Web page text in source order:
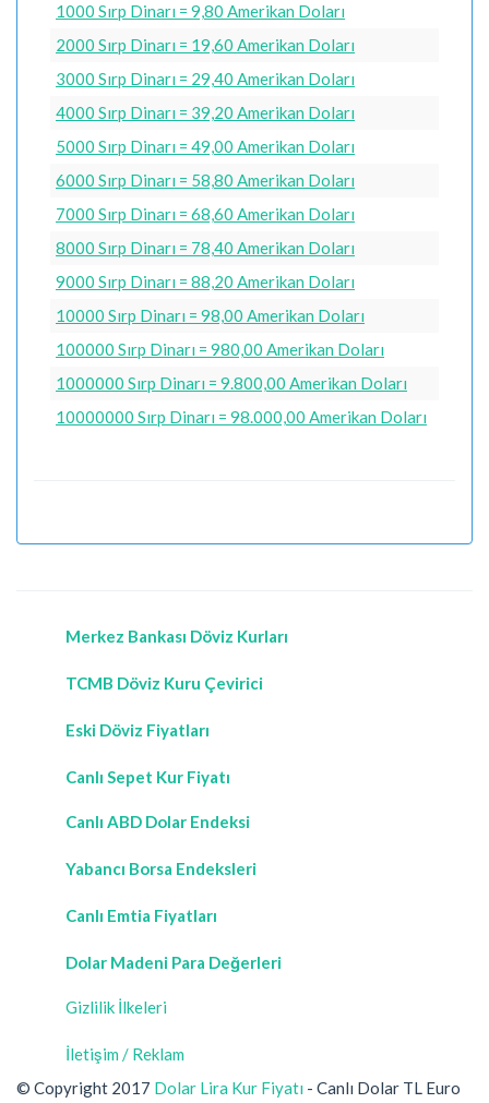
1000 Sırp Dinarı = 9,80 Amerikan Doları
2000 Sırp Dinarı = 19,60 Amerikan Doları
3000 Sırp Dinarı = 29,40 Amerikan Doları
4000 Sırp Dinarı = 39,20 Amerikan Doları
5000 Sırp Dinarı = 49,00 Amerikan Doları
6000 Sırp Dinarı = 58,80 Amerikan Doları
7000 Sırp Dinarı = 68,60 Amerikan Doları
8000 Sırp Dinarı = 78,40 Amerikan Doları
9000 Sırp Dinarı = 88,20 Amerikan Doları
10000 Sırp Dinarı = 98,00 Amerikan Doları
100000 Sırp Dinarı = 980,00 Amerikan Doları
1000000 Sırp Dinarı = 9.800,00 Amerikan Doları
10000000 Sırp Dinarı = 98.000,00 Amerikan Doları
Merkez Bankası Döviz Kurları
TCMB Döviz Kuru Çevirici
Eski Döviz Fiyatları
Canlı Sepet Kur Fiyatı
Canlı ABD Dolar Endeksi
Yabancı Borsa Endeksleri
Canlı Emtia Fiyatları
Dolar Madeni Para Değerleri
Gizlilik İlkeleri
İletişim / Reklam
© Copyright 2017 Dolar Lira Kur Fiyatı - Canlı Dolar TL Euro